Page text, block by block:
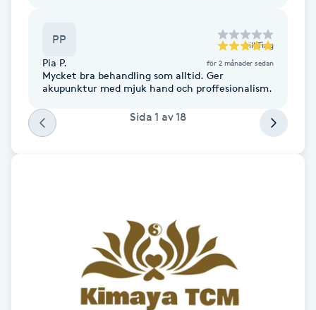
Frekvensterapi
Friskvård
Friskvårdsmassage
PP till Ting
Pia P. för 2 månader sedan
Mycket bra behandling som alltid. Ger
akupunktur med mjuk hand och proffesionalism.
Sida 1 av18